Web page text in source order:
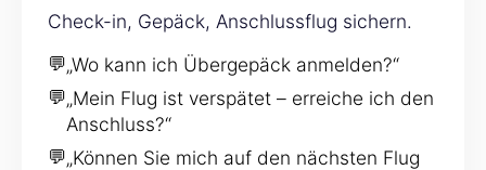
Check-in, Gepäck, Anschlussflug sichern.
💬„Wo kann ich Übergepäck anmelden?“
💬„Mein Flug ist verspätet – erreiche ich den
Anschluss?“
💬„Können Sie mich auf den nächsten Flug